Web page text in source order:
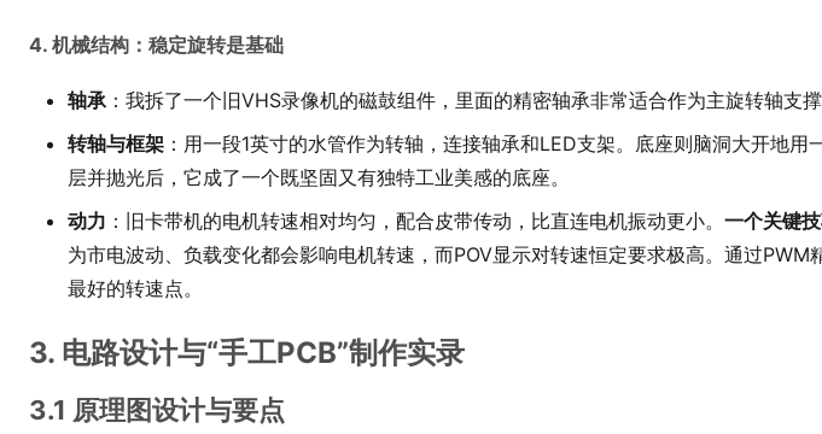
4. 机械结构：稳定旋转是基础
轴承：我拆了一个旧VHS录像机的磁鼓组件，里面的精密轴承非常适合作为主旋转轴支
转轴与框架 ：用一段1英寸的水管作为转轴，连接轴承和LED支架。底座则脑洞大开地
层并抛光后，它成了一个既坚固又有独特工业美感的底座。
动力 ：旧卡带机的电机转速相对均匀，配合皮带传动，比直连电机振动更小。 一个关键
为市电波动、负载变化都会影响电机转速，而POV显示对转速恒定要求极高。通过
最好的转速点。
3. 电路设计与“手工PCB”制作实录
3.1 原理图设计与要点